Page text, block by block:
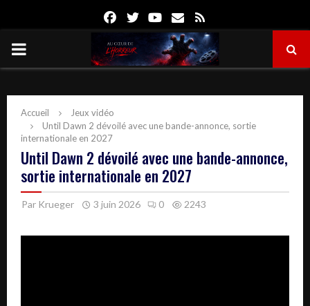
FacebookTwitterYoutube
Email
PRIMARY
Accueil
Jeux vidéo
Until Dawn 2 dévoilé avec une bande-annonce, sortie
internationale en 2027
Until Dawn 2 dévoilé avec une bande-annonce,
sortie internationale en 2027
Par Krueger 3 juin 2026 0 2243